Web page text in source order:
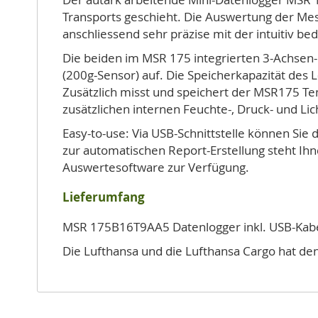
Transports geschieht. Die Auswertung der
anschliessend sehr präzise mit der intuitiv
Die beiden im MSR 175 integrierten 3-
(200g-Sensor) auf. Die Speicherkapazität
Zusätzlich misst und speichert der MSR175
zusätzlichen internen Feuchte-, Druck- und
Easy-to-use: Via USB-Schnittstelle können
zur automatischen Report-Erstellung steht
Auswertesoftware zur Verfügung.
Lieferumfang
MSR 175B16T9AA5 Datenlogger inkl. USB-
Die Lufthansa und die Lufthansa Cargo hat